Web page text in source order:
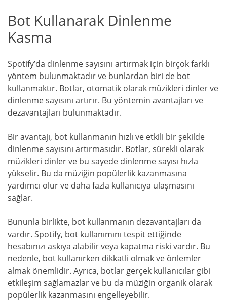
Bot Kullanarak Dinlenme
Kasma
Spotify’da dinlenme sayısını artırmak için birçok farklı
yöntem bulunmaktadır ve bunlardan biri de bot
kullanmaktır. Botlar, otomatik olarak müzikleri dinler ve
dinlenme sayısını artırır. Bu yöntemin avantajları ve
dezavantajları bulunmaktadır.
Bir avantajı, bot kullanmanın hızlı ve etkili bir şekilde
dinlenme sayısını artırmasıdır. Botlar, sürekli olarak
müzikleri dinler ve bu sayede dinlenme sayısı hızla
yükselir. Bu da müziğin popülerlik kazanmasına
yardımcı olur ve daha fazla kullanıcıya ulaşmasını
sağlar.
Bununla birlikte, bot kullanmanın dezavantajları da
vardır. Spotify, bot kullanımını tespit ettiğinde
hesabınızı askıya alabilir veya kapatma riski vardır. Bu
nedenle, bot kullanırken dikkatli olmak ve önlemler
almak önemlidir. Ayrıca, botlar gerçek kullanıcılar gibi
etkileşim sağlamazlar ve bu da müziğin organik olarak
popülerlik kazanmasını engelleyebilir.